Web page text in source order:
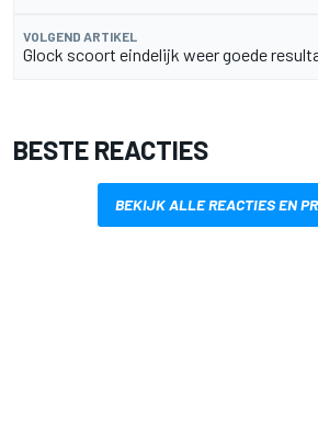
VOLGEND ARTIKEL
Glock scoort eindelijk weer goede
BESTE REACTIES
BEKIJK ALLE REACTIES EN